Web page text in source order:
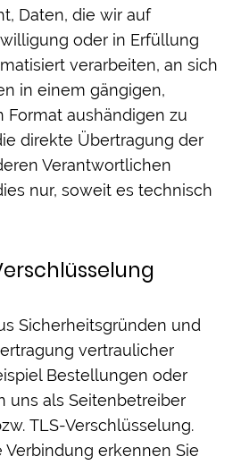
Daten, die wir auf
oder in Erfüllung
verarbeiten, an sich
in einem gängigen,
Format aushändigen zu
direkte Übertragung der
Verantwortlichen
nur, soweit es technisch
Sicherheitsgründen und
vertraulicher
Bestellungen oder
uns als Seitenbetreiber
TLS-Verschlüsselung.
erkennen Sie